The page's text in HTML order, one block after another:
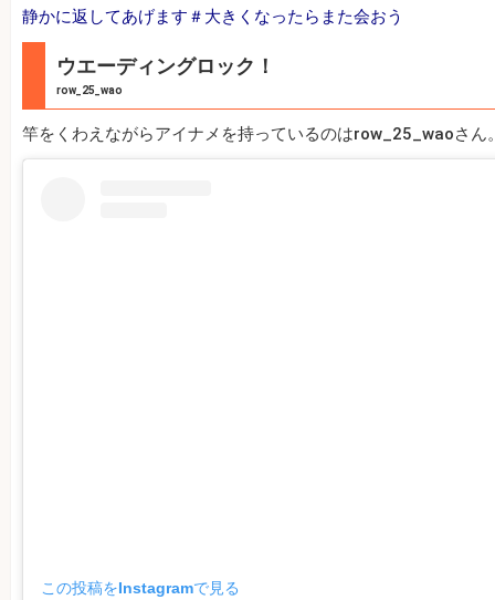
静かに返してあげます＃大きくなったらまた会おう
ウエーディングロック！
row_25_wao
竿をくわえながらアイナメを持っているのはrow_25_waoさん
この投稿をInstagramで見る